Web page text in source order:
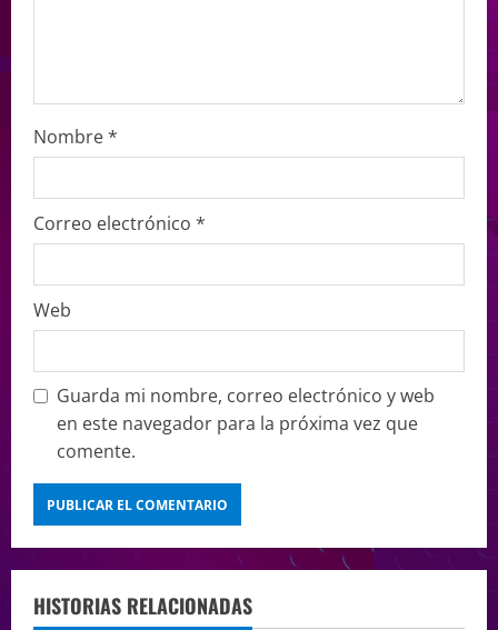
Nombre*
Correo electrónico *
Web
Guarda mi nombre, correo electrónico y web
en este navegador para la próxima vez que
comente.
HISTORIAS RELACIONADAS